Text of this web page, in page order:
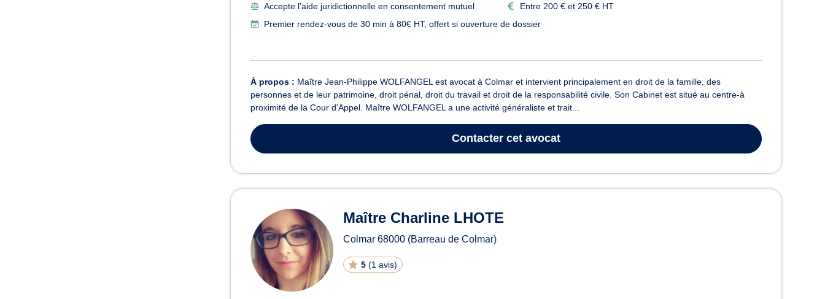
Accepte l’aide juridictionnelle en consentement mutuel
Entre 200 € et 250 € HT
Premier rendez-vous de 30 min à 80€ HT, offert si ouverture de dossier
À propos : Maître Jean-Philippe WOLFANGEL est avocat à Colmar et intervient principalement en droit de la famille, des
personnes et de leur patrimoine, droit pénal, droit du travail et droit de la responsabilité civile. Son Cabinet est situé au centre-à
proximité de la Cour d'Appel. Maître WOLFANGEL a une activité généraliste et trait...
Contacter cet avocat
Maître Charline LHOTE
Colmar 68000 (Barreau de Colmar)
5 (1 avis)